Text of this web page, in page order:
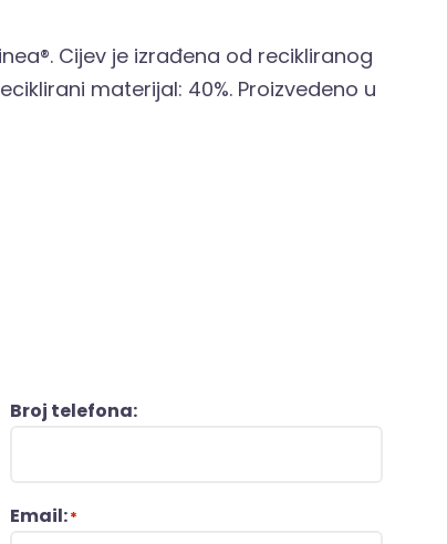
Cijev je izrađena od recikliranog
materijal: 40%. Proizvedeno u
Broj telefona:
Email:*